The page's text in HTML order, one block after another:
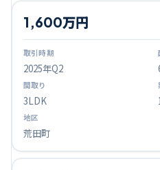
2025年Q2
1,600万円
3LDK
荒田町